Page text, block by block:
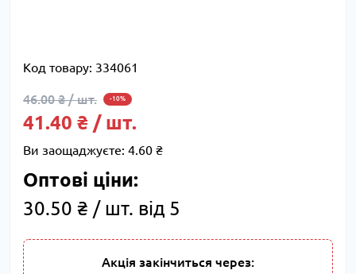
Код товару: 334061
46.00 ₴ / шт. -10%
41.40 ₴ / шт.
Ви заощаджуєте: 4.60 ₴
Оптові ціни:
30.50 ₴ / шт. від 5
Акція закінчиться через: